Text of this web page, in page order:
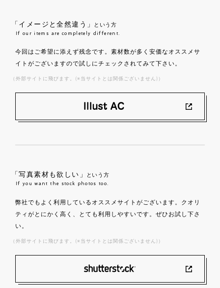
「イメージと全然違う」 という方
If our items are completely different.
今回はご希望に添えず残念です。素材数が多く安価なオススメサ
イトがございますので試しにチェックされてみて下さい。
（外部サイトに飛びます。(※当サイトとは関係ございません)）
「写真素材も欲しい」 という方
If you want the stock photos too.
弊社でもよく利用しているオススメサイトがございます。クオリ
ティがとにかく高く、とても利用しやすいです。ぜひお試し下さ
い。
（外部サイトに飛びます。(※当サイトとは関係ございません)）